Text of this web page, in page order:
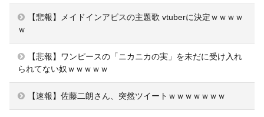
【悲報】メイドインアビスの主題歌 vtuberに決定ｗｗｗｗ
ｗ
【悲報】ワンピースの「ニカニカの実」を未だに受け入れ
られてない奴ｗｗｗｗｗ
【速報】佐藤二朗さん、突然ツイートｗｗｗｗｗｗｗ